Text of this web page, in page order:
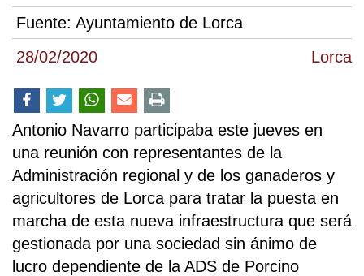
28/02/2020 Lorca
Fuente: Ayuntamiento de Lorca
Antonio Navarro participaba este jueves en
una reunión con representantes de la
Administración regional y de los ganaderos y
agricultores de Lorca para tratar la puesta en
marcha de esta nueva infraestructura que será
gestionada por una sociedad sin ánimo de
lucro dependiente de la ADS de Porcino